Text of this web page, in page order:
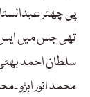
پی چھتر
تھی جس میں ایس
سلطان احمد
محمد انور ابڑو